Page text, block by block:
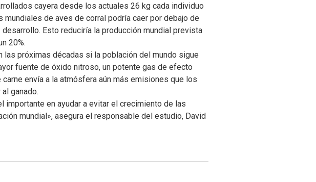
cayera desde los actuales 26 kg cada individuo
de aves de corral podría caer por debajo de
Esto reduciría la producción mundial prevista
20%.
las próximas décadas si la población del mundo sigue
fuente de óxido nitroso, un potente gas de efecto
envía a la atmósfera aún más emisiones que los
ganado.
importante en ayudar a evitar el crecimiento de las
mundial», asegura el responsable del estudio, David